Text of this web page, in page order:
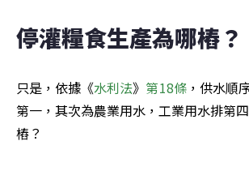
停灌糧食生產為哪樁？
只是，依據《水利法》 第18條 ，供水順
第一，其次為農業用水，工業用水排第
樁？